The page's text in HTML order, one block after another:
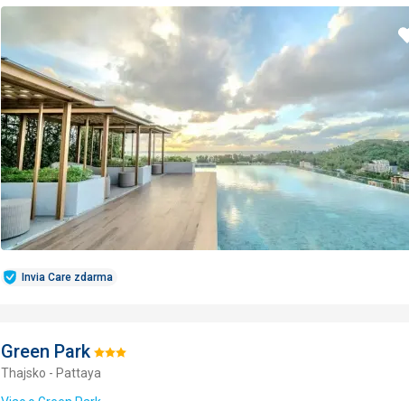
Invia Care zdarma
Green Park Hodnotenie:
3/5
Thajsko - Pattaya